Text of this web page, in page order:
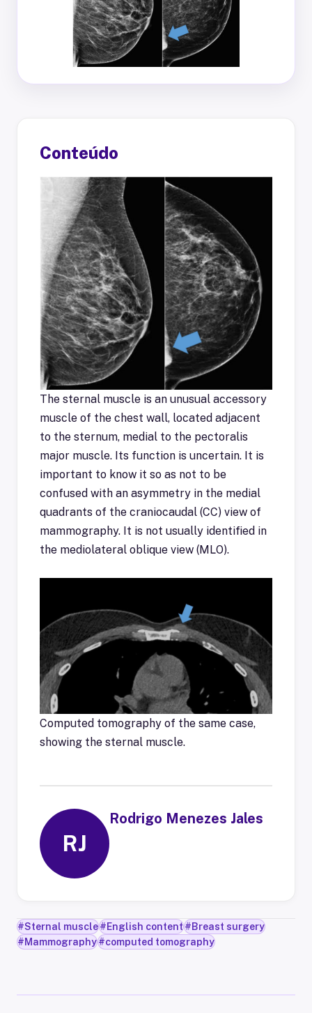
Conteúdo
The sternal muscle is an unusual accessory
muscle of the chest wall, located adjacent
to the sternum, medial to the pectoralis
major muscle. Its function is uncertain. It is
important to know it so as not to be
confused with an asymmetry in the medial
quadrants of the craniocaudal (CC) view of
mammography. It is not usually identified in
the mediolateral oblique view (MLO).
Computed tomography of the same case,
showing the sternal muscle.
RJ
Rodrigo Menezes Jales
#Sternal muscle#English content#Breast surgery
#Mammography#computed tomography